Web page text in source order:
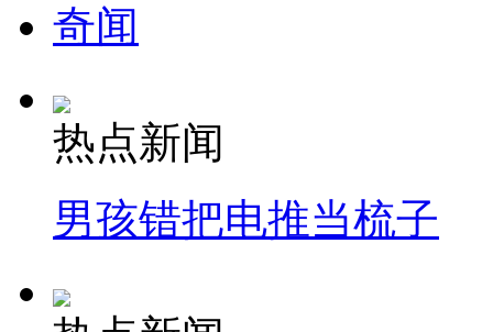
走！跟着总书记去植树
纽约上演“枕头大战”
奇闻
热点新闻
男孩错把电推当梳子